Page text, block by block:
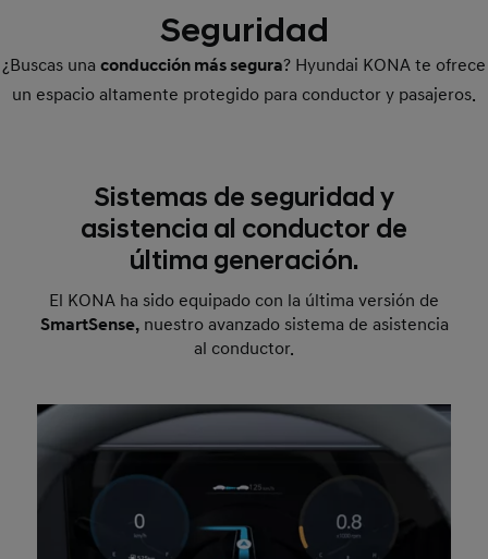
Seguridad
¿Buscas una conducción más segura? Hyundai KONA te ofrece
un espacio altamente protegido para conductor y pasajeros.
Sistemas de seguridad y
asistencia al conductor de
última generación.
El KONA ha sido equipado con la última versión de
SmartSense,nuestro avanzado sistema de asistencia
al conductor.